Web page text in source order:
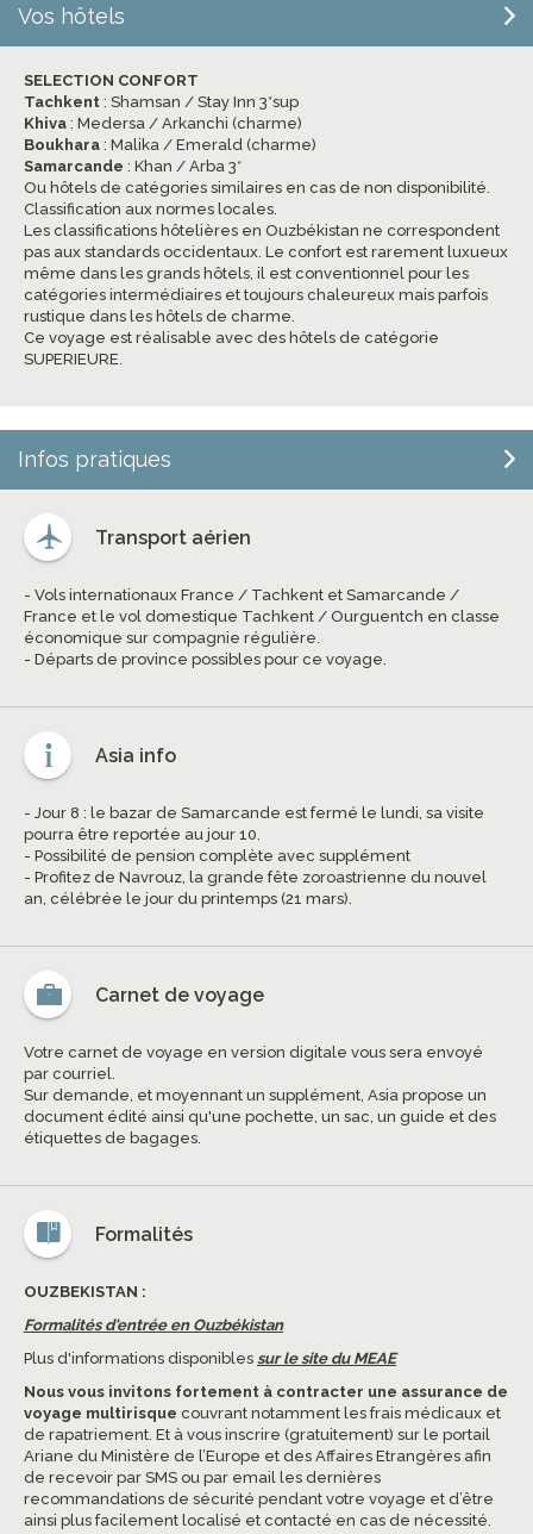
Vos hôtels
SELECTION CONFORT
Tachkent : Shamsan / Stay Inn 3*sup
Khiva : Medersa / Arkanchi (charme)
Boukhara : Malika / Emerald (charme)
Samarcande : Khan / Arba 3*
Ou hôtels de catégories similaires en cas de non disponibilité.
Classification aux normes locales.
Les classifications hôtelières en Ouzbékistan ne correspondent
pas aux standards occidentaux. Le confort est rarement luxueux
même dans les grands hôtels, il est conventionnel pour les
catégories intermédiaires et toujours chaleureux mais parfois
rustique dans les hôtels de charme.
Ce voyage est réalisable avec des hôtels de catégorie
SUPERIEURE.
Infos pratiques
Transport aérien
- Vols internationaux France / Tachkent et Samarcande /
France et le vol domestique Tachkent / Ourguentch en classe
économique sur compagnie régulière.
- Départs de province possibles pour ce voyage.
Asia info
- Jour 8 : le bazar de Samarcande est fermé le lundi, sa visite
pourra être reportée au jour 10.
- Possibilité de pension complète avec supplément
- Profitez de Navrouz, la grande fête zoroastrienne du nouvel
an, célébrée le jour du printemps (21 mars).
Carnet de voyage
Votre carnet de voyage en version digitale vous sera envoyé
par courriel.
Sur demande, et moyennant un supplément, Asia propose un
document édité ainsi qu'une pochette, un sac, un guide et des
étiquettes de bagages.
Formalités
OUZBEKISTAN :
Formalités d'entrée en Ouzbékistan
Plus d'informations disponibles sur le site du MEAE
Nous vous invitons fortement à contracter une assurance de
voyage multirisque couvrant notamment les frais médicaux et
de rapatriement. Et à vous inscrire (gratuitement) sur le portail
Ariane du Ministère de l’Europe et des Affaires Etrangères afin
de recevoir par SMS ou par email les dernières
recommandations de sécurité pendant votre voyage et d’être
ainsi plus facilement localisé et contacté en cas de nécessité.